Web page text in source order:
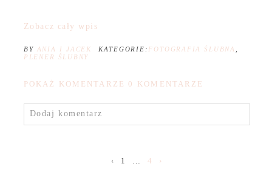
Zobacz cały wpis
BY ANIA I JACEK KATEGORIE: FOTOGRAFIA ŚLUBNA
PLENER ŚLUBNY
POKAŻ KOMENTARZE 0 KOMENTARZE
Dodaj komentarz
‹ 1 … 4 ›